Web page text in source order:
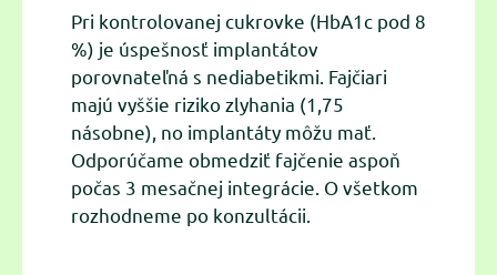
Pri kontrolovanej cukrovke (HbA1c pod 8
%) je úspešnosť implantátov
porovnateľná s nediabetikmi. Fajčiari
majú vyššie riziko zlyhania (1,75
násobne), no implantáty môžu mať.
Odporúčame obmedziť fajčenie aspoň
počas 3 mesačnej integrácie. O všetkom
rozhodneme po konzultácii.